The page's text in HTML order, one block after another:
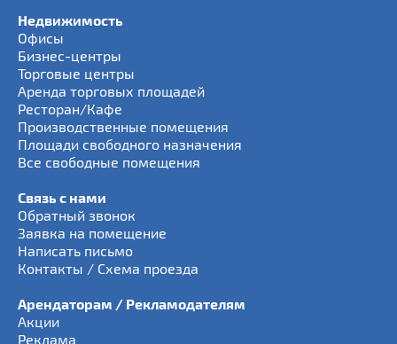
Недвижимость
Офисы
Бизнес-центры
Торговые центры
Аренда торговых площадей
Ресторан/Кафе
Производственные помещения
Площади свободного назначения
Все свободные помещения
Связь с нами
Обратный звонок
Заявка на помещение
Написать письмо
Контакты / Схема проезда
Арендаторам / Рекламодателям
Акции
Реклама